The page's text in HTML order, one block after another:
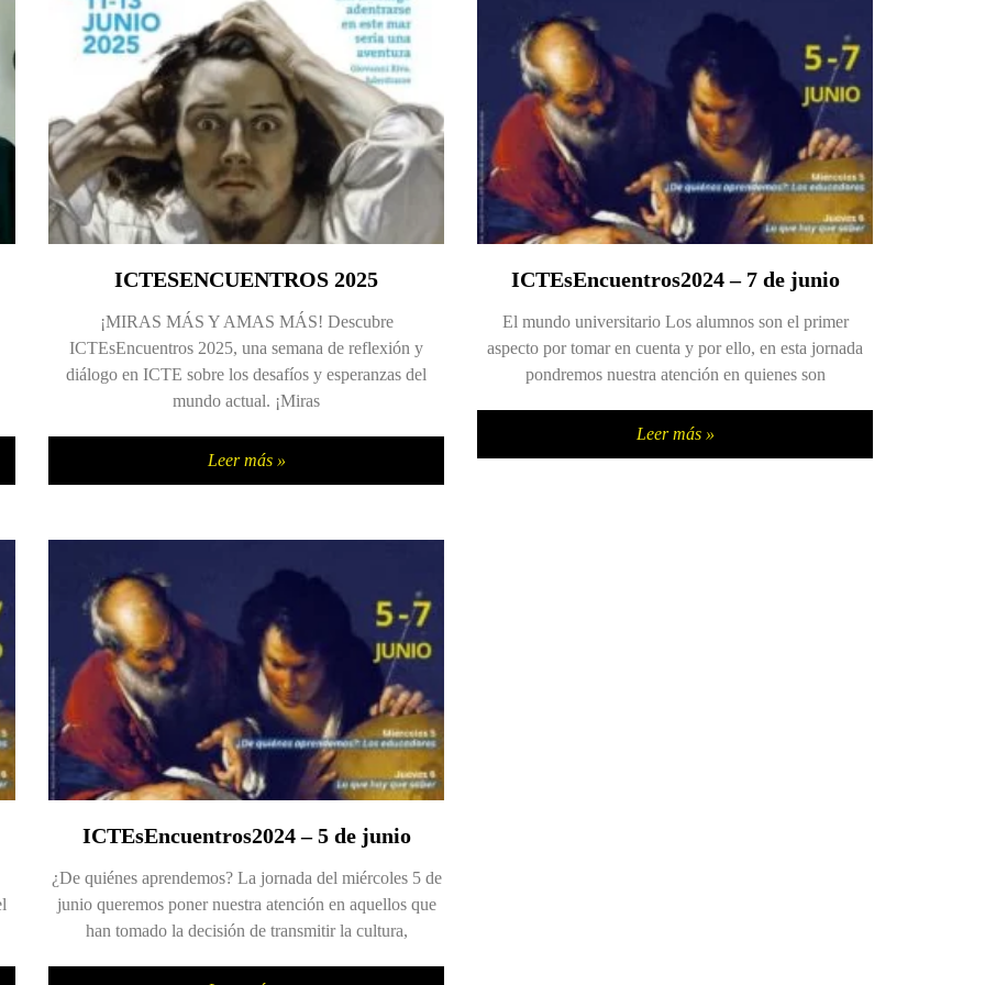
ICTESENCUENTROS 2025
¡MIRAS MÁS Y AMAS MÁS! Descubre
ICTEsEncuentros 2025, una semana de reflexión y
diálogo en ICTE sobre los desafíos y esperanzas del
mundo actual. ¡Miras
Leer más »
ICTEsEncuentros2024 – 7 de junio
El mundo universitario Los alumnos son el primer
aspecto por tomar en cuenta y por ello, en esta jornada
pondremos nuestra atención en quienes son
Leer más »
ICTEsEncuentros2024 – 5 de junio
¿De quiénes aprendemos? La jornada del miércoles 5 de
junio queremos poner nuestra atención en aquellos que
han tomado la decisión de transmitir la cultura,